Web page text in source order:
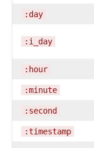
:day
:i_day
:hour
:minute
:second
:timestamp